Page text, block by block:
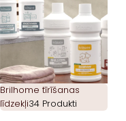
Brilhome tīrīšanas
līdzekļi34 Produkti